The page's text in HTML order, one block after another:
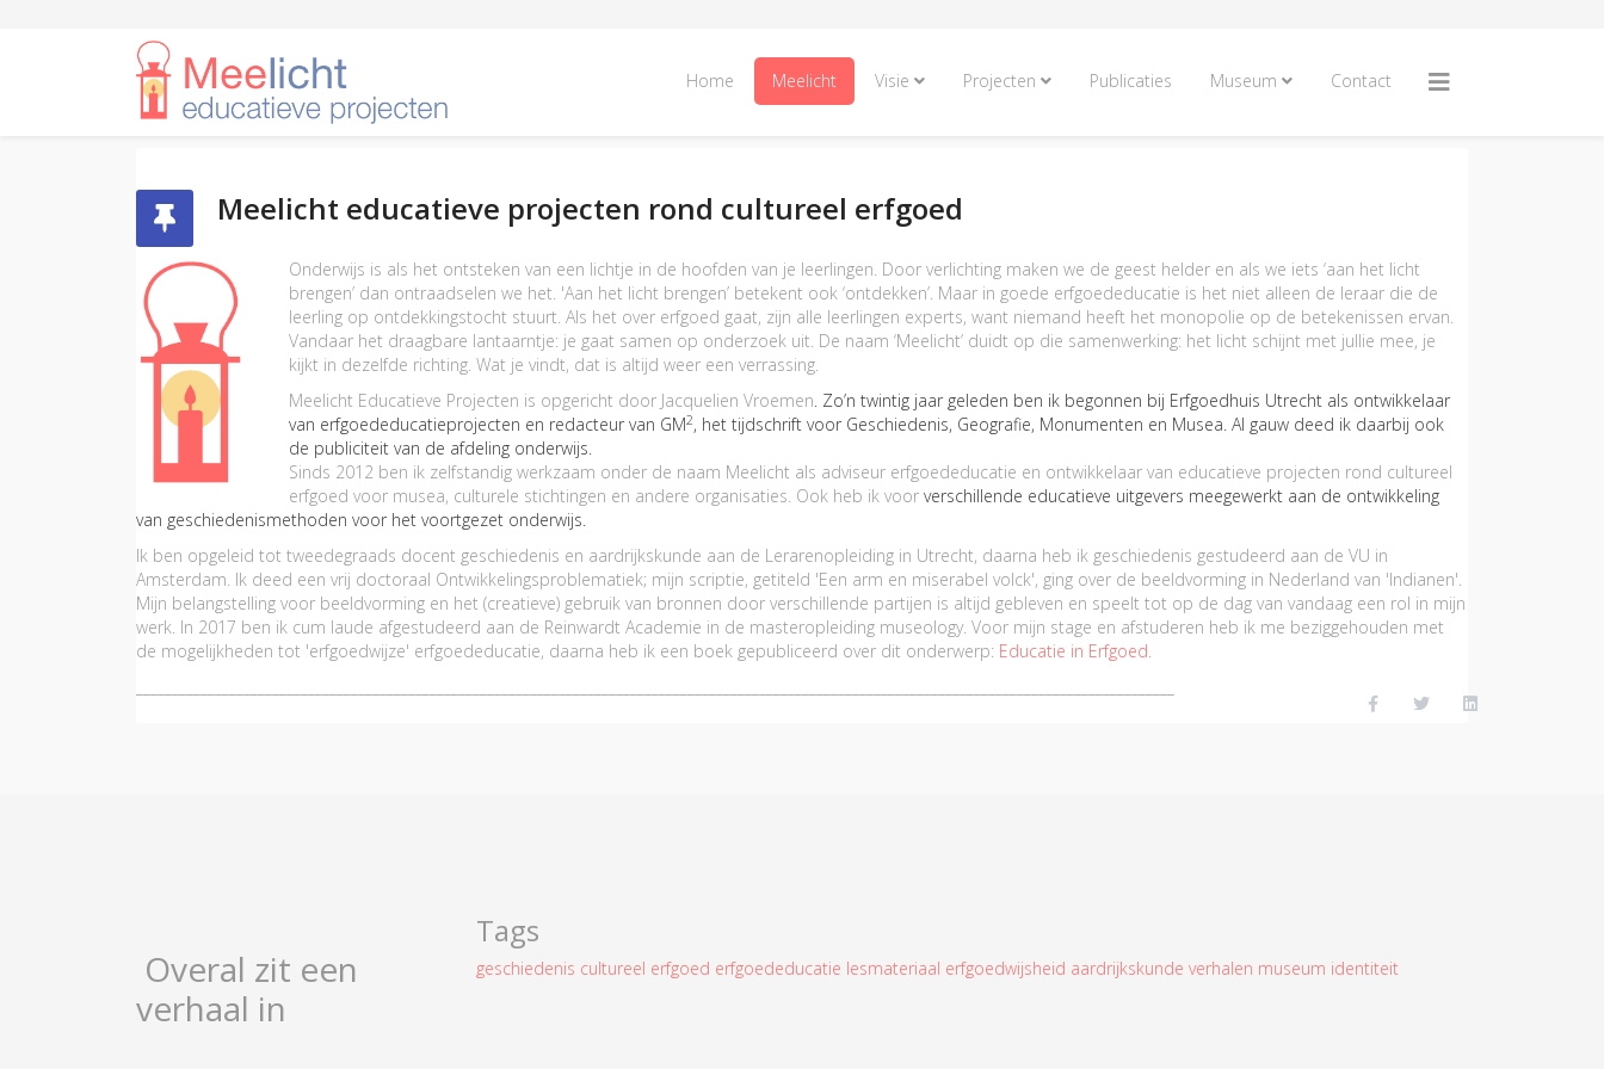
Home Meelicht Visie Projecten Publicaties Museum Contact
Meelicht educatieve projecten rond cultureel erfgoed
Onderwijs is als het ontsteken van een lichtje in de hoofden van je leerlingen. Door verlichting maken we de geest helder en als we iets ‘aan het licht
brengen’ dan ontraadselen we het. 'Aan het licht brengen’ betekent ook ‘ontdekken’. Maar in goede erfgoededucatie is het niet alleen de leraar die de
leerling op ontdekkingstocht stuurt. Als het over erfgoed gaat, zijn alle leerlingen experts, want niemand heeft het monopolie op de betekenissen ervan.
Vandaar het draagbare lantaarntje: je gaat samen op onderzoek uit. De naam ‘Meelicht’ duidt op die samenwerking: het licht schijnt met jullie mee, je
kijkt in dezelfde richting. Wat je vindt, dat is altijd weer een verrassing.
Meelicht Educatieve Projecten is opgericht door Jacquelien Vroemen. Zo’n twintig jaar geleden ben ik begonnen bij Erfgoedhuis Utrecht als ontwikkelaar
van erfgoededucatieprojecten en redacteur van GM2, het tijdschrift voor Geschiedenis, Geografie, Monumenten en Musea. Al gauw deed ik daarbij ook
de publiciteit van de afdeling onderwijs.
Sinds 2012 ben ik zelfstandig werkzaam onder de naam Meelicht als adviseur erfgoededucatie en ontwikkelaar van educatieve projecten rond cultureel
erfgoed voor musea, culturele stichtingen en andere organisaties. Ook heb ik voor verschillende educatieve uitgevers meegewerkt aan de ontwikkeling
van geschiedenismethoden voor het voortgezet onderwijs.
Ik ben opgeleid tot tweedegraads docent geschiedenis en aardrijkskunde aan de Lerarenopleiding in Utrecht, daarna heb ik geschiedenis gestudeerd aan de VU in
Amsterdam. Ik deed een vrij doctoraal Ontwikkelingsproblematiek; mijn scriptie, getiteld 'Een arm en miserabel volck', ging over de beeldvorming in Nederland van 'Indianen'.
Mijn belangstelling voor beeldvorming en het (creatieve) gebruik van bronnen door verschillende partijen is altijd gebleven en speelt tot op de dag van vandaag een rol in mijn
werk. In 2017 ben ik cum laude afgestudeerd aan de Reinwardt Academie in de masteropleiding museology. Voor mijn stage en afstuderen heb ik me beziggehouden met
de mogelijkheden tot 'erfgoedwijze' erfgoededucatie, daarna heb ik een boek gepubliceerd over dit onderwerp: Educatie in Erfgoed.
Overal zit een
verhaal in
Tags
geschiedenis cultureel erfgoed erfgoededucatie lesmateriaal erfgoedwijsheid aardrijkskunde verhalen museum identiteit